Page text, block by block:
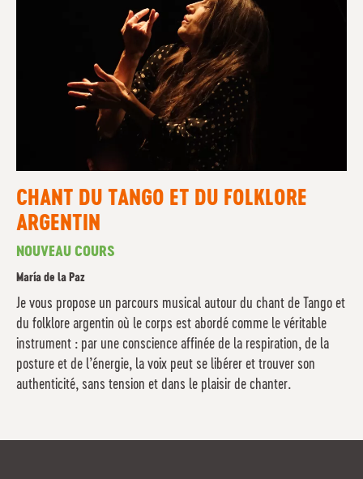
CHANT DU TANGO ET DU FOLKLORE
ARGENTIN
NOUVEAU COURS
María de la Paz
Je vous propose un parcours musical autour du chant de Tango et
du folklore argentin où le corps est abordé comme le véritable
instrument : par une conscience affinée de la respiration, de la
posture et de l’énergie, la voix peut se libérer et trouver son
authenticité, sans tension et dans le plaisir de chanter.